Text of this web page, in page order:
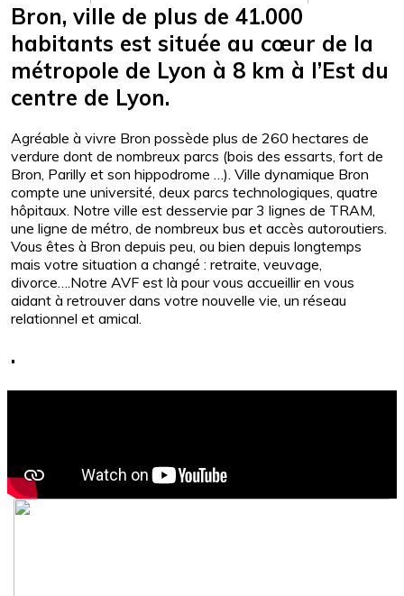
Bron, ville de plus de 41.000
habitants est située au cœur de la
métropole de Lyon à 8 km à l’Est du
centre de Lyon.
Agréable à vivre Bron possède plus de 260 hectares de
verdure dont de nombreux parcs (bois des essarts, fort de
Bron, Parilly et son hippodrome …). Ville dynamique Bron
compte une université, deux parcs technologiques, quatre
hôpitaux. Notre ville est desservie par 3 lignes de TRAM,
une ligne de métro, de nombreux bus et accès autoroutiers.
Vous êtes à Bron depuis peu, ou bien depuis longtemps
mais votre situation a changé : retraite, veuvage,
divorce….Notre AVF est là pour vous accueillir en vous
aidant à retrouver dans votre nouvelle vie, un réseau
relationnel et amical.
.